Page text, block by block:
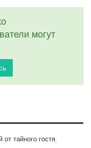
могут
тайного гостя.